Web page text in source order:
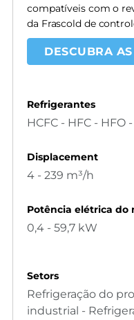
compatíveis com o
da Frascold de
DESCUBRA
Refrigerantes
HCFC - HFC - HFO
Displacement
4 - 239 m³/h
Potência elétrica do
0,4 - 59,7 kW
Setors
Refrigeração do
industrial -